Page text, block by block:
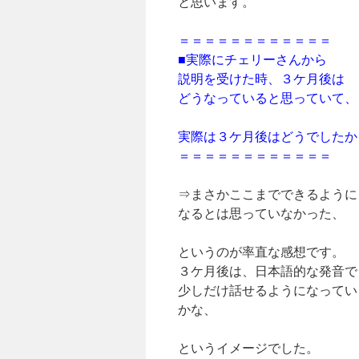
＝＝＝＝＝＝＝＝＝＝＝＝
■実際にチェリーさんから
説明を受けた時、３ケ月後は
どうなっていると思っていて、
実際は３ケ月後はどうでした
＝＝＝＝＝＝＝＝＝＝＝＝
⇒まさかここまでできるように
なるとは思っていなかった、
というのが率直な感想です。
３ケ月後は、日本語的な発音で
少しだけ話せるようになって
かな、
というイメージでした。